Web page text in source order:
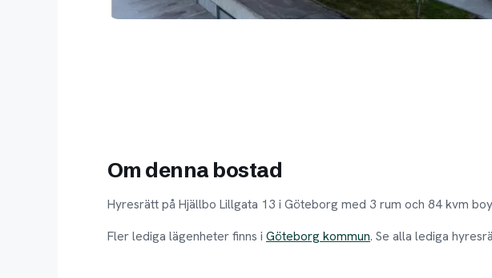
Om denna bostad
Hyresrätt på Hjällbo Lillgata 13 i Göteborg med 3 rum och 84 kvm
Fler lediga lägenheter finns i Göteborg kommun. Se alla lediga